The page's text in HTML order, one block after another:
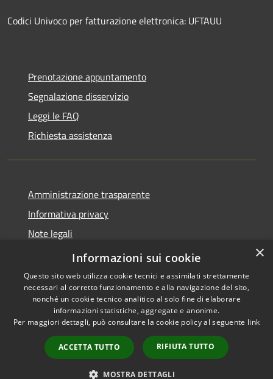
Codici Univoco per fatturazione elettronica: UFTAUU
Prenotazione appuntamento
Segnalazione disservizio
Leggi le FAQ
Richiesta assistenza
Amministrazione trasparente
Informativa privacy
Note legali
Dichiarazione di accessibilità
Accessibilità
Copyright © 2026 • Comune di
Gradoli • Powered by
Municipium•
Accesso
redazione
×
Informazioni sui cookie
Questo sito web utilizza cookie tecnici e assimilati strettamente
necessari al corretto funzionamento e alla navigazione del sito,
nonché un cookie tecnico analitico al solo fine di elaborare
informazioni statistiche, aggregate e anonime.
Per maggiori dettagli, può consultare la cookie policy al seguente link
ACCETTA TUTTO RIFIUTA TUTTO
MOSTRA DETTAGLI